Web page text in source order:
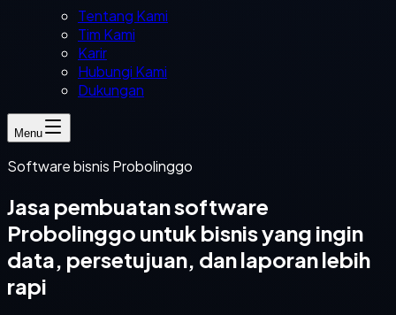
Tentang Kami
Tim Kami
Karir
Hubungi Kami
Dukungan
Menu
Software bisnis Probolinggo
Jasa pembuatan software
Probolinggo untuk bisnis yang ingin
data, persetujuan, dan laporan lebih
rapi